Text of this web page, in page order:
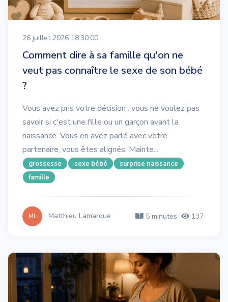
26 juillet 2026 18:30:00
Comment dire à sa famille qu'on ne
veut pas connaître le sexe de son bébé
?
Vous avez pris votre décision : vous ne voulez pas
savoir si c'est une fille ou un garçon avant la
naissance. Vous en avez parlé avec votre
partenaire, vous êtes alignés. Mainte...
grossesse sexe bébé
surprise naissance
famille
ML Matthieu Lamarque 5 minutes 137